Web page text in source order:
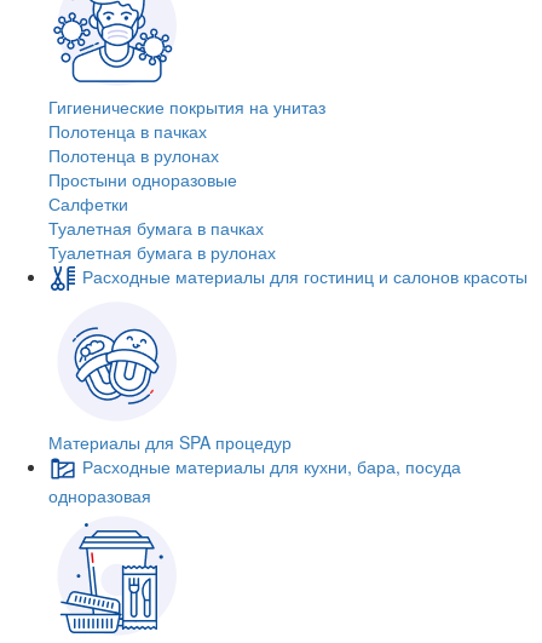
Гигиенические покрытия на унитаз
Полотенца в пачках
Полотенца в рулонах
Простыни одноразовые
Салфетки
Туалетная бумага в пачках
Туалетная бумага в рулонах
Расходные материалы для гостиниц и салонов красоты
Материалы для SPA процедур
Расходные материалы для кухни, бара, посуда
одноразовая